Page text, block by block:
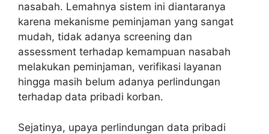
nasabah. Lemahnya sistem ini diantaranya
karena mekanisme peminjaman yang sangat
mudah, tidak adanya screening dan
assessment terhadap kemampuan nasabah
melakukan peminjaman, verifikasi layanan
hingga masih belum adanya perlindungan
terhadap data pribadi korban.
Sejatinya, upaya perlindungan data pribadi